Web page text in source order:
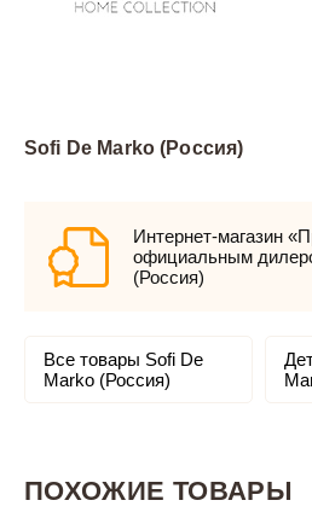
Sofi De Marko (Россия)
Интернет-магазин
официальным
(Россия)
Все товары Sofi De
Marko (Россия)
ПОХОЖИЕ ТОВАРЫ